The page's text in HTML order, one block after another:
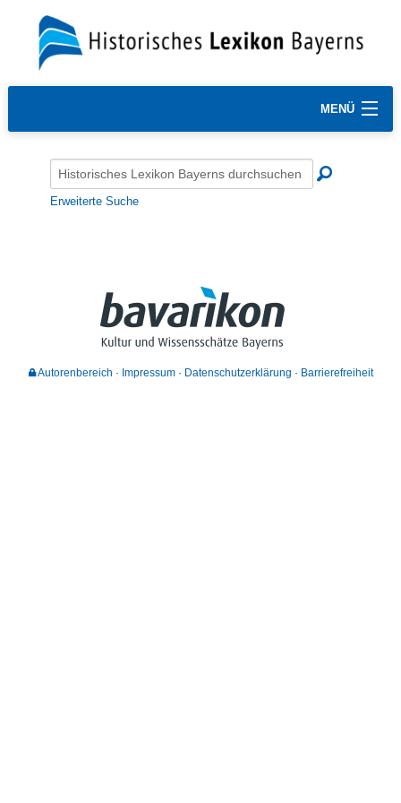
MENÜ
Erweiterte Suche
Autorenbereich Impressum Datenschutzerklärung Barrierefreiheit